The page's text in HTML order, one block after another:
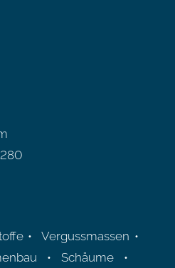
• Vergussmassen •
• Schäume •